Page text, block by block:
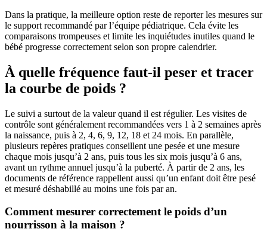
Dans la pratique, la meilleure option reste de reporter les mesures sur
le support recommandé par l’équipe pédiatrique. Cela évite les
comparaisons trompeuses et limite les inquiétudes inutiles quand le
bébé progresse correctement selon son propre calendrier.
À quelle fréquence faut-il peser et tracer
la courbe de poids ?
Le suivi a surtout de la valeur quand il est régulier. Les visites de
contrôle sont généralement recommandées vers 1 à 2 semaines après
la naissance, puis à 2, 4, 6, 9, 12, 18 et 24 mois. En parallèle,
plusieurs repères pratiques conseillent une pesée et une mesure
chaque mois jusqu’à 2 ans, puis tous les six mois jusqu’à 6 ans,
avant un rythme annuel jusqu’à la puberté. À partir de 2 ans, les
documents de référence rappellent aussi qu’un enfant doit être pesé
et mesuré déshabillé au moins une fois par an.
Comment mesurer correctement le poids d’un
nourrisson à la maison ?